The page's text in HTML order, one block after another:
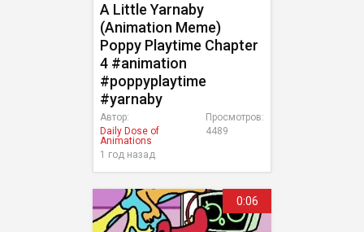
A Little Yarnaby
(Animation Meme)
Poppy Playtime Chapter
4 #animation
#poppyplaytime
#yarnaby
Просмотров:
4489
Автор:
Daily Dose of
Animations
1 год назад
0:06